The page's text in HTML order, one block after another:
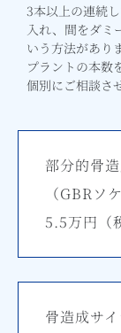
3本以上の連続
入れ、間をダミ
いう方法があり
プラントの本数
個別にご相談さ
部分的骨
（GBRソ
5.5万円 （
骨造成サ